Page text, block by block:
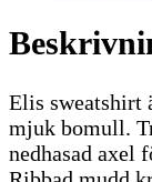
Elis sweatshirt
mjuk bomull.
nedhasad axel